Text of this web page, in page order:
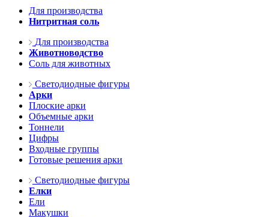
Для производства
Нитритная соль
Для производства
Животноводство
Соль для животных
Светодиодные фигуры
Арки
Плоские арки
Объемные арки
Тоннели
Цифры
Входные группы
Готовые решения арки
Светодиодные фигуры
Елки
Ели
Макушки